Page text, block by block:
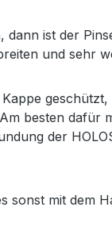
ist der
und sehr
besten
der
mit dem